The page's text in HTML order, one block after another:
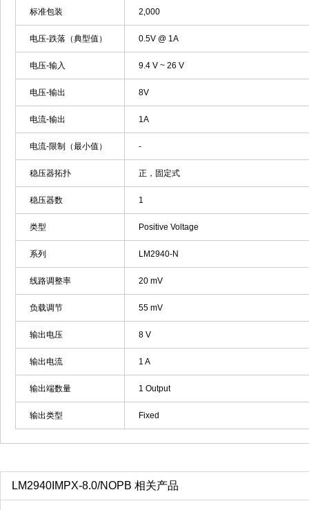
标准包装 2,000
电压-跌落（典型值） 0.5V @ 1A
电压-输入 9.4 V ~ 26 V
电压-输出 8V
电流-输出 1A
电流-限制（最小值） -
稳压器拓扑 正，固定式
稳压器数 1
类型 Positive Voltage
系列 LM2940-N
线路调整率 20 mV
负载调节 55 mV
输出电压 8 V
输出电流 1 A
输出端数量 1 Output
输出类型 Fixed
LM2940IMPX-8.0/NOPB 相关产品